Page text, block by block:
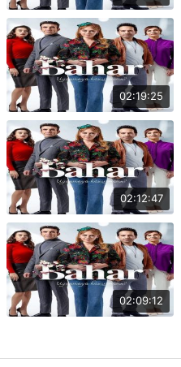
02:19:25
02:12:47
02:09:12